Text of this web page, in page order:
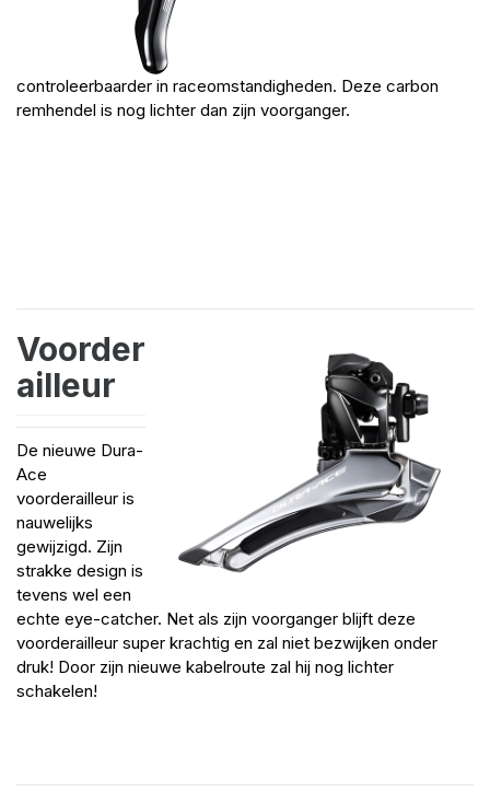
controleerbaarder in raceomstandigheden. Deze carbon
remhendel is nog lichter dan zijn voorganger.
Voorder
ailleur
De nieuwe Dura-
Ace
voorderailleur is
nauwelijks
gewijzigd. Zijn
strakke design is
tevens wel een
echte eye-catcher. Net als zijn voorganger blijft deze
voorderailleur super krachtig en zal niet bezwijken onder
druk! Door zijn nieuwe kabelroute zal hij nog lichter
schakelen!